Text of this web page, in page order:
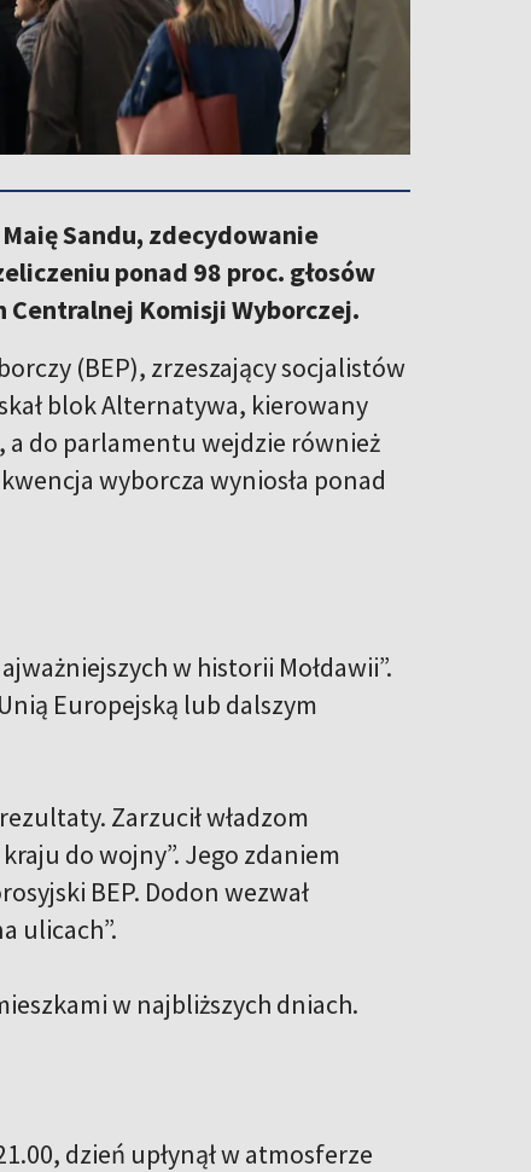
Sandu, zdecydowanie
ponad 98 proc. głosów
Centralnej Komisji Wyborczej.
(BEP), zrzeszający socjalistów
blok Alternatywa, kierowany
a do parlamentu wejdzie również
wyborcza wyniosła ponad
w historii Mołdawii”.
Europejską lub dalszym
Zarzucił władzom
do wojny”. Jego zdaniem
BEP. Dodon wezwał
ulicach”.
w najbliższych dniach.
dzień upłynął w atmosferze